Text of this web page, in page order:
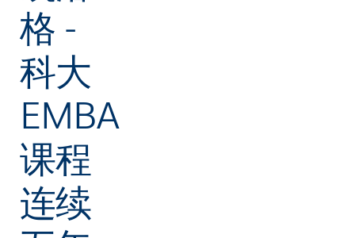
格 -
科大
EMBA
课程
连续